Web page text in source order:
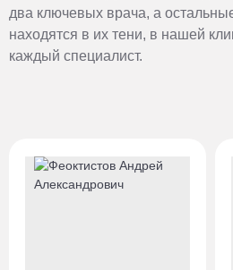
два ключевых врача, а
находятся в их тени, в нашей
каждый специалист.